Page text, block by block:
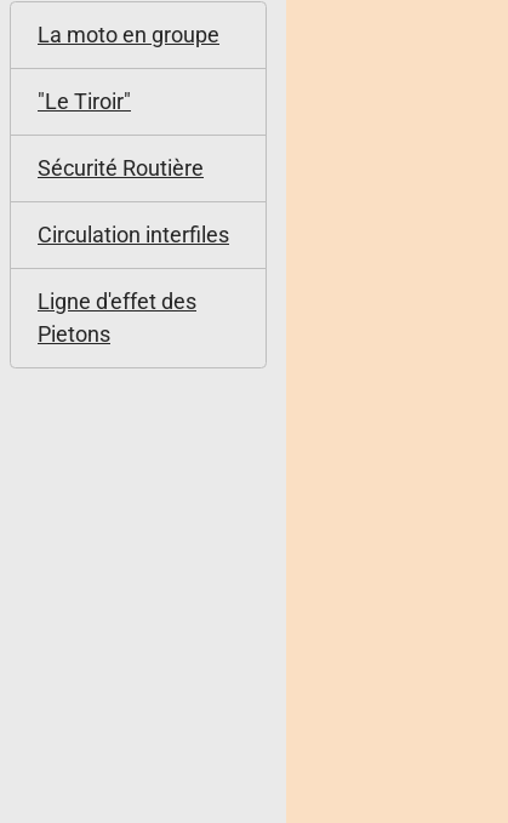
La moto en groupe
"Le Tiroir"
Sécurité Routière
Circulation interfiles
Ligne d'effet des
Pietons